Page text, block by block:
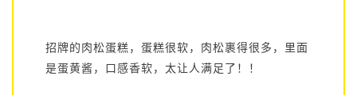
招牌的肉松蛋糕，蛋糕很软，肉松裹得很多，里面
是蛋黄酱，口感香软，太让人满足了！！